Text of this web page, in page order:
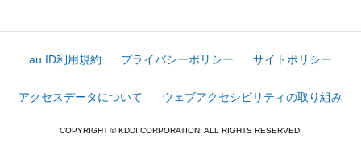
au ID利用規約 プライバシーポリシー サイトポリシー
アクセスデータについて ウェブアクセシビリティの取り組み
COPYRIGHT © KDDI CORPORATION. ALL RIGHTS RESERVED.